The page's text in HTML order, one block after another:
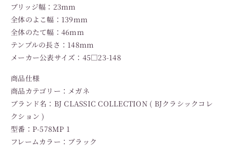
ブリッジ幅：23mm
全体のよこ幅：139mm
全体のたて幅：46mm
テンプルの長さ：148mm
メーカー公表サイズ：45□23-148
商品仕様
商品カテゴリー：メガネ
ブランド名：BJ CLASSIC COLLECTION ( BJクラシックコレ
クション )
型番：P-578MP 1
フレームカラー：ブラック